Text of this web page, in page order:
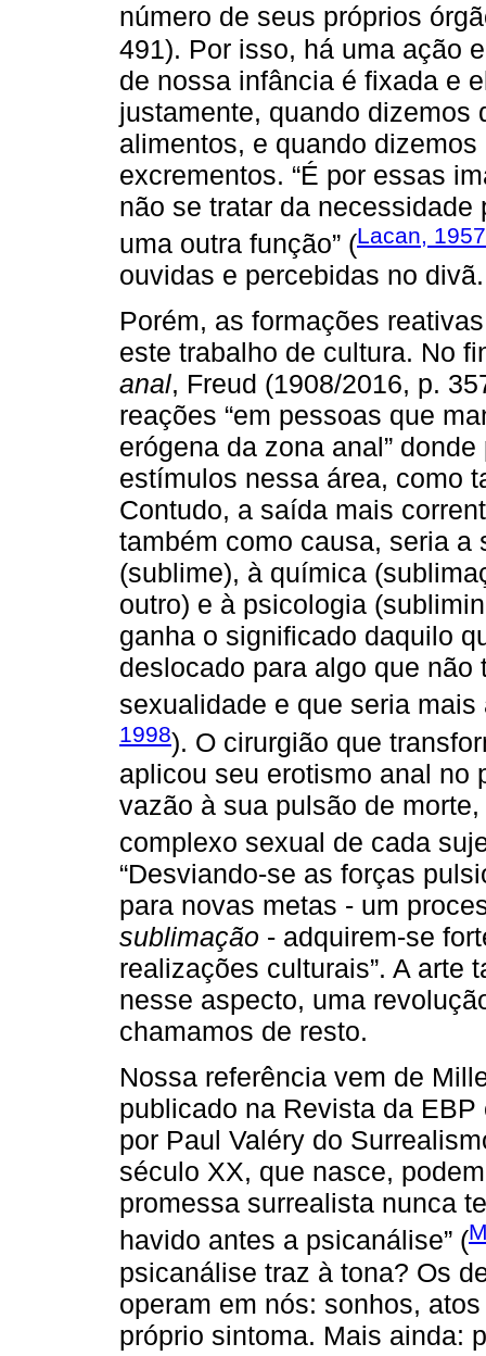
número de seus próprios
491). Por isso, há uma ação
de nossa infância é fixada e
justamente, quando dizemos
alimentos, e quando
excrementos. “É por essas
não se tratar da
uma outra função” (Lacan,
ouvidas e percebidas no divã.
Porém, as formações
este trabalho de cultura. No
anal, Freud (1908/2016, p.
reações “em pessoas que
erógena da zona anal”
estímulos nessa área, como
Contudo, a saída mais
também como causa, seria a
(sublime), à química
outro) e à psicologia
ganha o significado daquilo
deslocado para algo que
sexualidade e que seria
1998). O cirurgião que
aplicou seu erotismo anal no
vazão à sua pulsão de
complexo sexual de cada
“Desviando-se as forças
para novas metas - um
sublimação - adquirem-se
realizações culturais”. A arte
nesse aspecto, uma
chamamos de resto.
Nossa referência vem de
publicado na Revista da
por Paul Valéry do
século XX, que nasce,
promessa surrealista nunca
havido antes a psicanálise” (
psicanálise traz à tona? Os
operam em nós: sonhos,
próprio sintoma. Mais ainda: